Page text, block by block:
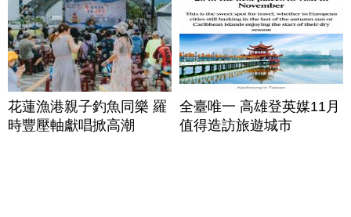
花蓮漁港親子釣魚同樂 羅
時豐壓軸獻唱掀高潮
全臺唯一 高雄登英媒11月
值得造訪旅遊城市